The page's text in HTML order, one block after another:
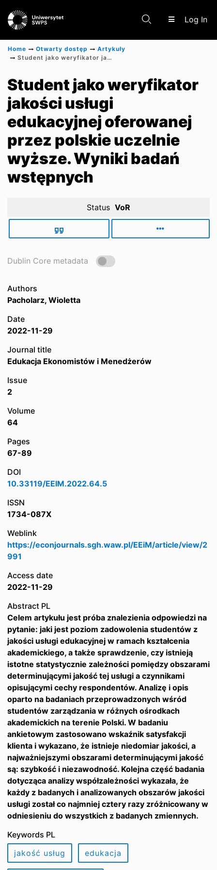
Log In
Scientific research results
Home Otwarty dostęp
Artykuły
Student jako weryfikator jakości usługi edukacyjnej oferowanej przez polskie uczelnie wyższe. Wyniki badań wstępnych
Student jako weryfikator
jakości usługi
edukacyjnej oferowanej
przez polskie uczelnie
wyższe. Wyniki badań
wstępnych
Status VoR
Dublin Core metadata
Authors
Pacholarz, Wioletta
Date
2022-11-29
Journal title
Edukacja Ekonomistów i Menedżerów
Issue
2
Volume
64
Pages
67-89
DOI
10.33119/EEIM.2022.64.5
ISSN
1734-087X
Weblink
https://econjournals.sgh.waw.pl/EEiM/article/view/2
991
Access date
2022-11-29
Abstract PL
Celem artykułu jest próba znalezienia odpowiedzi na
pytanie: jaki jest poziom zadowolenia studentów z
jakości usługi edukacyjnej w ramach kształcenia
akademickiego, a także sprawdzenie, czy istnieją
istotne statystycznie zależności pomiędzy obszarami
determinującymi jakość tej usługi a czynnikami
opisującymi cechy respondentów. Analizę i opis
oparto na badaniach przeprowadzonych wśród
studentów zarządzania w różnych ośrodkach
akademickich na terenie Polski. W badaniu
ankietowym zastosowano wskaźnik satysfakcji
klienta i wykazano, że istnieje niedomiar jakości, a
najważniejszymi obszarami determinującymi jakość
są: szybkość i niezawodność. Kolejna część badania
dotycząca analizy współzależności wykazała, że
każdy z badanych i analizowanych obszarów jakości
usługi został co najmniej cztery razy zróżnicowany w
odniesieniu do wszystkich z badanych zmiennych.
Keywords PL
jakość usług
edukacja